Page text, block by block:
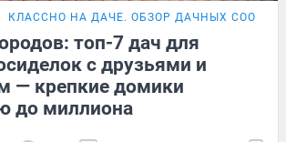
КЛАССНО НА ДАЧЕ. ОБЗОР ДАЧНЫХ
топ-7 дач для
с друзьями и
— крепкие домики
до миллиона